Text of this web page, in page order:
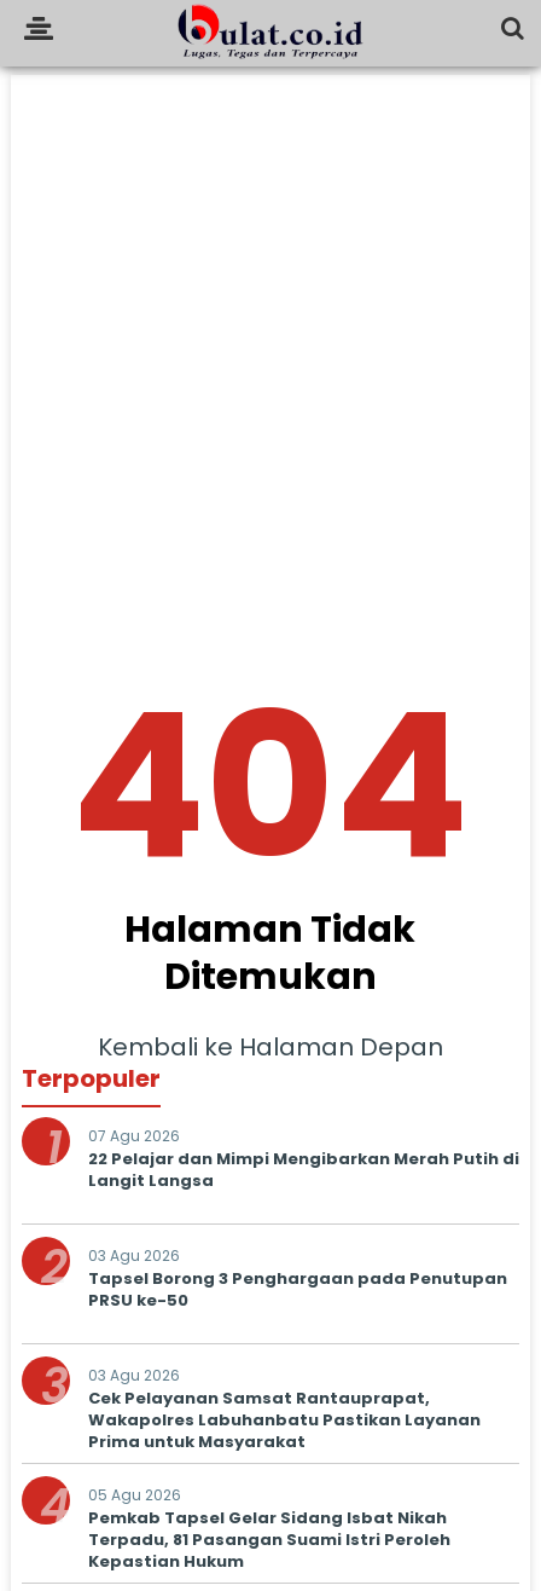
404
Halaman Tidak
Ditemukan
Kembali ke Halaman Depan
Terpopuler
1 07 Agu 2026
22 Pelajar dan Mimpi Mengibarkan Merah Putih di
Langit Langsa
2 03 Agu 2026
Tapsel Borong 3 Penghargaan pada Penutupan
PRSU ke-50
3 03 Agu 2026
Cek Pelayanan Samsat Rantauprapat,
Wakapolres Labuhanbatu Pastikan Layanan
Prima untuk Masyarakat
4 05 Agu 2026
Pemkab Tapsel Gelar Sidang Isbat Nikah
Terpadu, 81 Pasangan Suami Istri Peroleh
Kepastian Hukum